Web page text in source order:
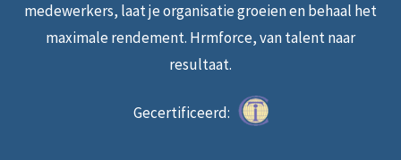
medewerkers, laat je organisatie groeien en behaal het
maximale rendement. Hrmforce, van talent naar
resultaat.
Gecertificeerd: